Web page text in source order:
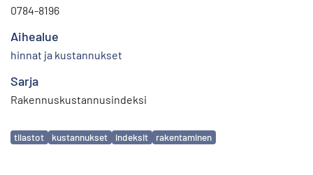
0784-8196
Aihealue
hinnat ja kustannukset
Sarja
Rakennuskustannusindeksi
Avainsanat
tilastot kustannukset indeksit rakentaminen